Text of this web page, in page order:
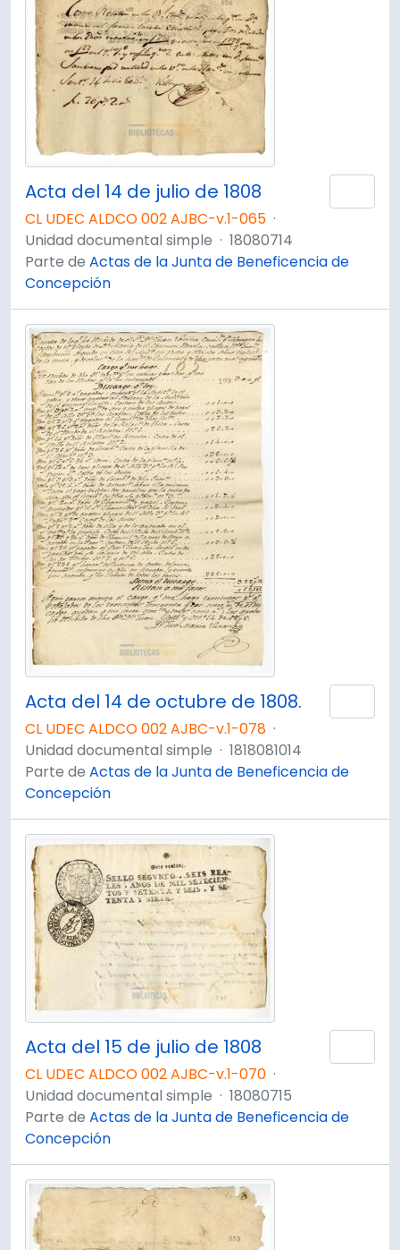
Acta del 14 de julio de 1808
CL UDEC ALDCO 002 AJBC-v.1-065 ·
Unidad documental simple · 18080714
Parte de Actas de la Junta de Beneficencia de
Concepción
Acta del 14 de octubre de 1808.
CL UDEC ALDCO 002 AJBC-v.1-078 ·
Unidad documental simple · 1818081014
Parte de Actas de la Junta de Beneficencia de
Concepción
Acta del 15 de julio de 1808
CL UDEC ALDCO 002 AJBC-v.1-070 ·
Unidad documental simple · 18080715
Parte de Actas de la Junta de Beneficencia de
Concepción